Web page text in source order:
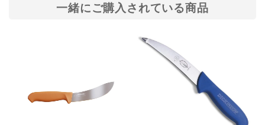
し自動撮影してくれる便
を購入するとなると、ど
れを購入すればいいのか
れません。 狩猟で得た野
エ料理は、珍しいだけで
はなく新鮮で栄養価も高
い点が魅力です。 本記事
では、狩猟で獲得した野
生鳥獣を使ったジビエ料
理の魅力やぜひ試してみ
一緒にご購入されている商品